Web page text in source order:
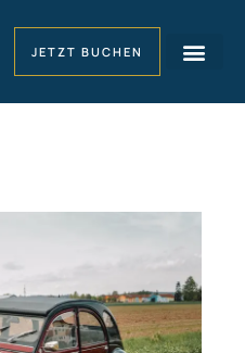
JETZT BUCHEN